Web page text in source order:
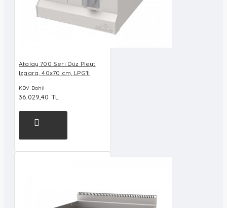
Atalay 700 Seri Düz Pleyt
Izgara, 40x70 cm, LPG'li
KDV Dahil
36.029,40 TL